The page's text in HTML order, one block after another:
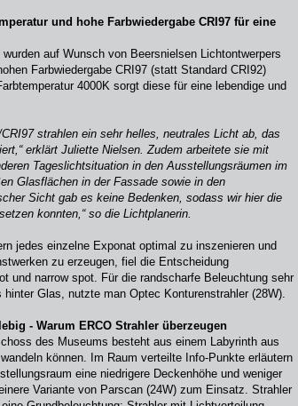
und hohe Farbwiedergabe CRI97 für eine
auf Wunsch von Beersnielsen Lichtontwerpers
Farbwiedergabe CRI97 (statt Standard CRI92)
4000K sorgt diese für eine lebendige und
strahlen ein sehr helles, neutrales Licht ab, das
erklärt Juliette Nielsen. Zudem arbeitete sie mit
Tageslichtsituation in den Ausstellungsräumen im
Glasflächen in der Fassade sowie in den
Sicht gab es keine Bedenken, sodass wir hier die
konnten,“ so die Lichtplanerin.
jedes einzelne Exponat optimal zu inszenieren und
zu erzeugen, fiel die Entscheidung
und narrow spot. Für die randscharfe Beleuchtung sehr
Glas, nutzte man Optec Konturenstrahler (28W).
- Warum ERCO Strahler überzeugen
des Museums besteht aus einem Labyrinth aus
können. Im Raum verteilte Info-Punkte erläutern
eine niedrigere Deckenhöhe und weniger
Variante von Parscan (24W) zum Einsatz. Strahler